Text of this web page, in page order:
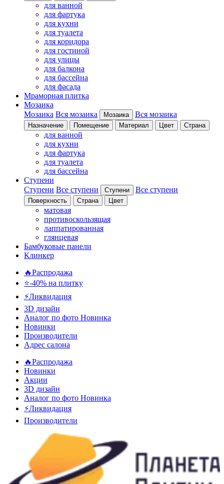
для ванной
для фартука
для кухни
для туалета
для коридора
для гостиной
для улицы
для балкона
для бассейна
для фасада
Мраморная плитка
Мозаика
Мозаика Вся мозаика Мозаика Вся мозаика
Назначение Помещение Материал Цвет Страна
для ванной
для кухни
для фартука
для туалета
для бассейна
Ступени
Ступени Все ступени Ступени Все ступени
Поверхность Страна Цвет
матовая
противоскользящая
лаппатированная
глянцевая
Бамбуковые панели
Клинкер
🔥Распродажа
⭐-40% на плитку
⚡️Ликвидация
3D дизайн
Аналог по фото Новинка
Новинки
Производители
Адрес салона
🔥Распродажа
Новинки
Акции
3D дизайн
Аналог по фото Новинка
⚡Ликвидация
Производители